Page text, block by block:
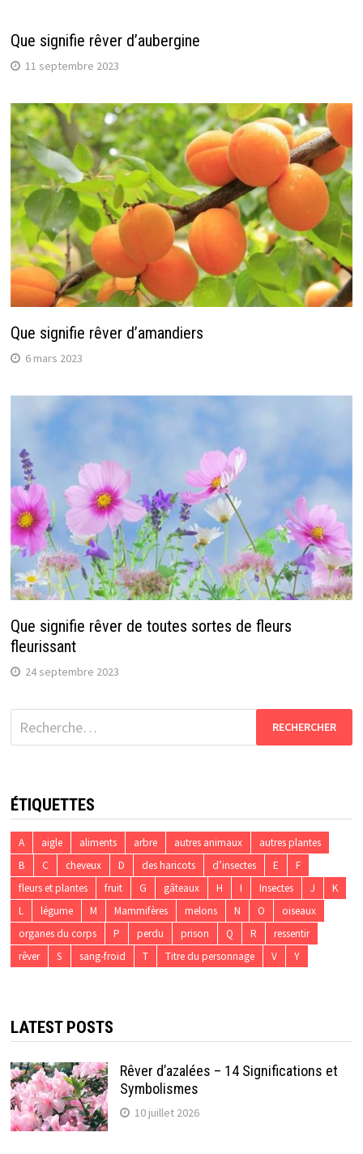
Que signifie rêver d’aubergine
11 septembre 2023
Que signifie rêver d’amandiers
6 mars 2023
Que signifie rêver de toutes sortes de fleurs
fleurissant
24 septembre 2023
Rechercher :
ÉTIQUETTES
A aigle aliments arbre autres animaux
autres plantes
B
C cheveux D des haricots d’insectes E
F
fleurs et plantes
fruit G gâteaux H I Insectes J
K
L
légume M Mammifères melons N O
oiseaux
organes du corps
P perdu prison Q R
ressentir
rêver
S sang-froid T Titre du personnage V Y
LATEST POSTS
Rêver d’azalées – 14 Significations et
Symbolismes
10 juillet 2026